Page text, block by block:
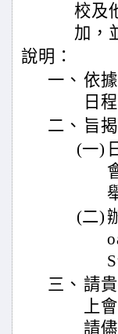
校及
加，
說明：
一、 依
日
二、 旨
(一)
(二)
三、 請
上
請